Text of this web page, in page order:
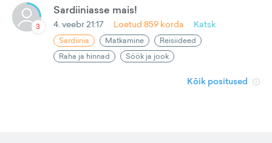
3
Sardiiniasse mais!
4. veebr 21:17 Loetud 859 korda Katsk
Sardiinia Matkamine
Reisiideed
Raha ja hinnad
Söök ja jook
Kõik positused